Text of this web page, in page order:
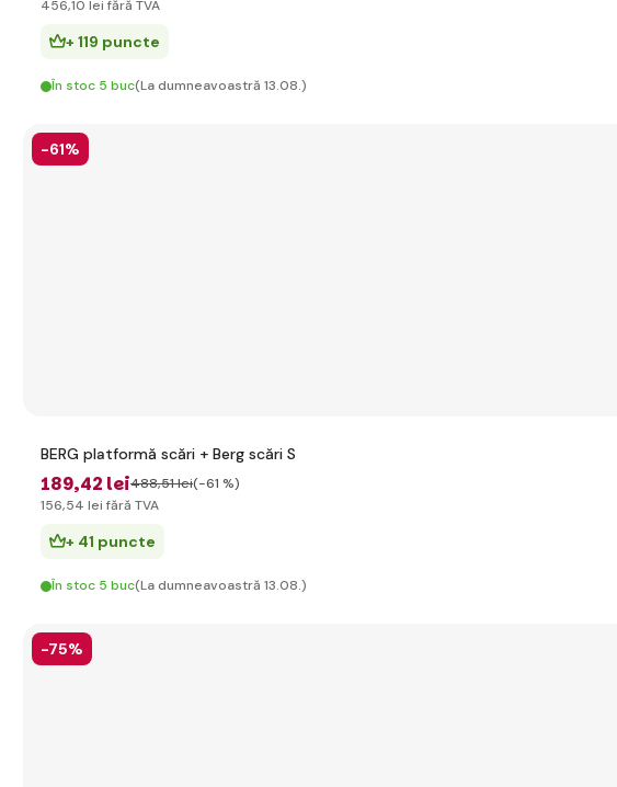
456,10 lei fără TVA
+ 119 puncte
În stoc 5 buc(La dumneavoastră 13.08.)
-61%
BERG platformă scări + Berg scări S
189,42 lei488,51 lei(-61 %)
156,54 lei fără TVA
+ 41 puncte
În stoc 5 buc(La dumneavoastră 13.08.)
-75%